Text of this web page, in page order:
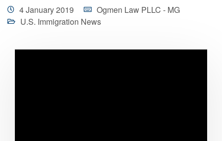
4 January 2019
Ogmen Law PLLC - MG
U.S. Immigration News